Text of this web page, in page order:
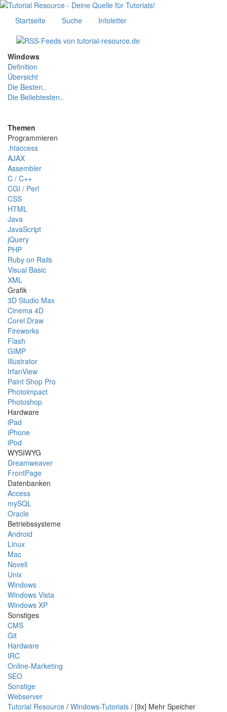
Startseite Suche Infoletter
Windows
Definition
Übersicht
Die Besten..
Die Beliebtesten..
Themen
Programmieren
.htaccess
AJAX
Assembler
C / C++
CGI / Perl
CSS
HTML
Java
JavaScript
jQuery
PHP
Ruby on Rails
Visual Basic
XML
Grafik
3D Studio Max
Cinema 4D
Corel Draw
Fireworks
Flash
GIMP
Illustrator
IrfanView
Paint Shop Pro
Photoimpact
Photoshop
Hardware
iPad
iPhone
iPod
WYSIWYG
Dreamweaver
FrontPage
Datenbanken
Access
mySQL
Oracle
Betriebssysteme
Android
Linux
Mac
Novell
Unix
Windows
Windows Vista
Windows XP
Sonstiges
CMS
Git
Hardware
IRC
Online-Marketing
SEO
Sonstige
Webserver
Tutorial Resource / Windows-Tutorials / [9x] Mehr Speicher